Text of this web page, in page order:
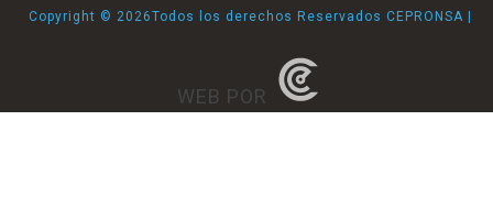
Copyright © 2026Todos los derechos Reservados CEPRONSA |
WEB POR